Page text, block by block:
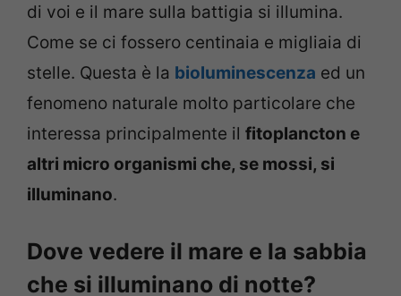
di voi e il mare sulla battigia si illumina.
Come se ci fossero centinaia e migliaia di
stelle. Questa è la bioluminescenza ed un
fenomeno naturale molto particolare che
interessa principalmente il fitoplancton e
altri micro organismi che, se mossi, si
illuminano.
Dove vedere il mare e la sabbia
che si illuminano di notte?